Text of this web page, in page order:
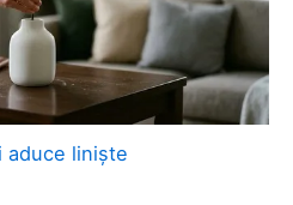
aduce liniște